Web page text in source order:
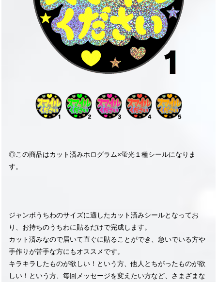
◎この商品はカット済みホログラム×蛍光１種シールになりま
す。
ジャンボうちわのサイズに適したカット済みシールとなってお
り、お持ちのうちわに貼るだけで完成します。
カット済みなので届いて直ぐに貼ることができ、急いでいる方や
手作りが苦手な方にもオススメです。
キラキラしたものが欲しい！という方、他人とちがったものが欲
しい！という方、毎回メッセージを変えたい方など、さまざまな